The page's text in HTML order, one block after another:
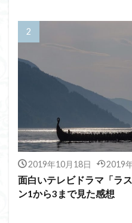
2019年10月18日 2019
面白いテレビドラマ「ラ
ン1から3まで見た感想